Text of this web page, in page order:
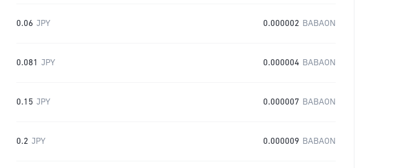
0.06 JPY 0.000002 BABAON
0.081 JPY 0.000004 BABAON
0.15 JPY 0.000007 BABAON
0.2 JPY 0.000009 BABAON